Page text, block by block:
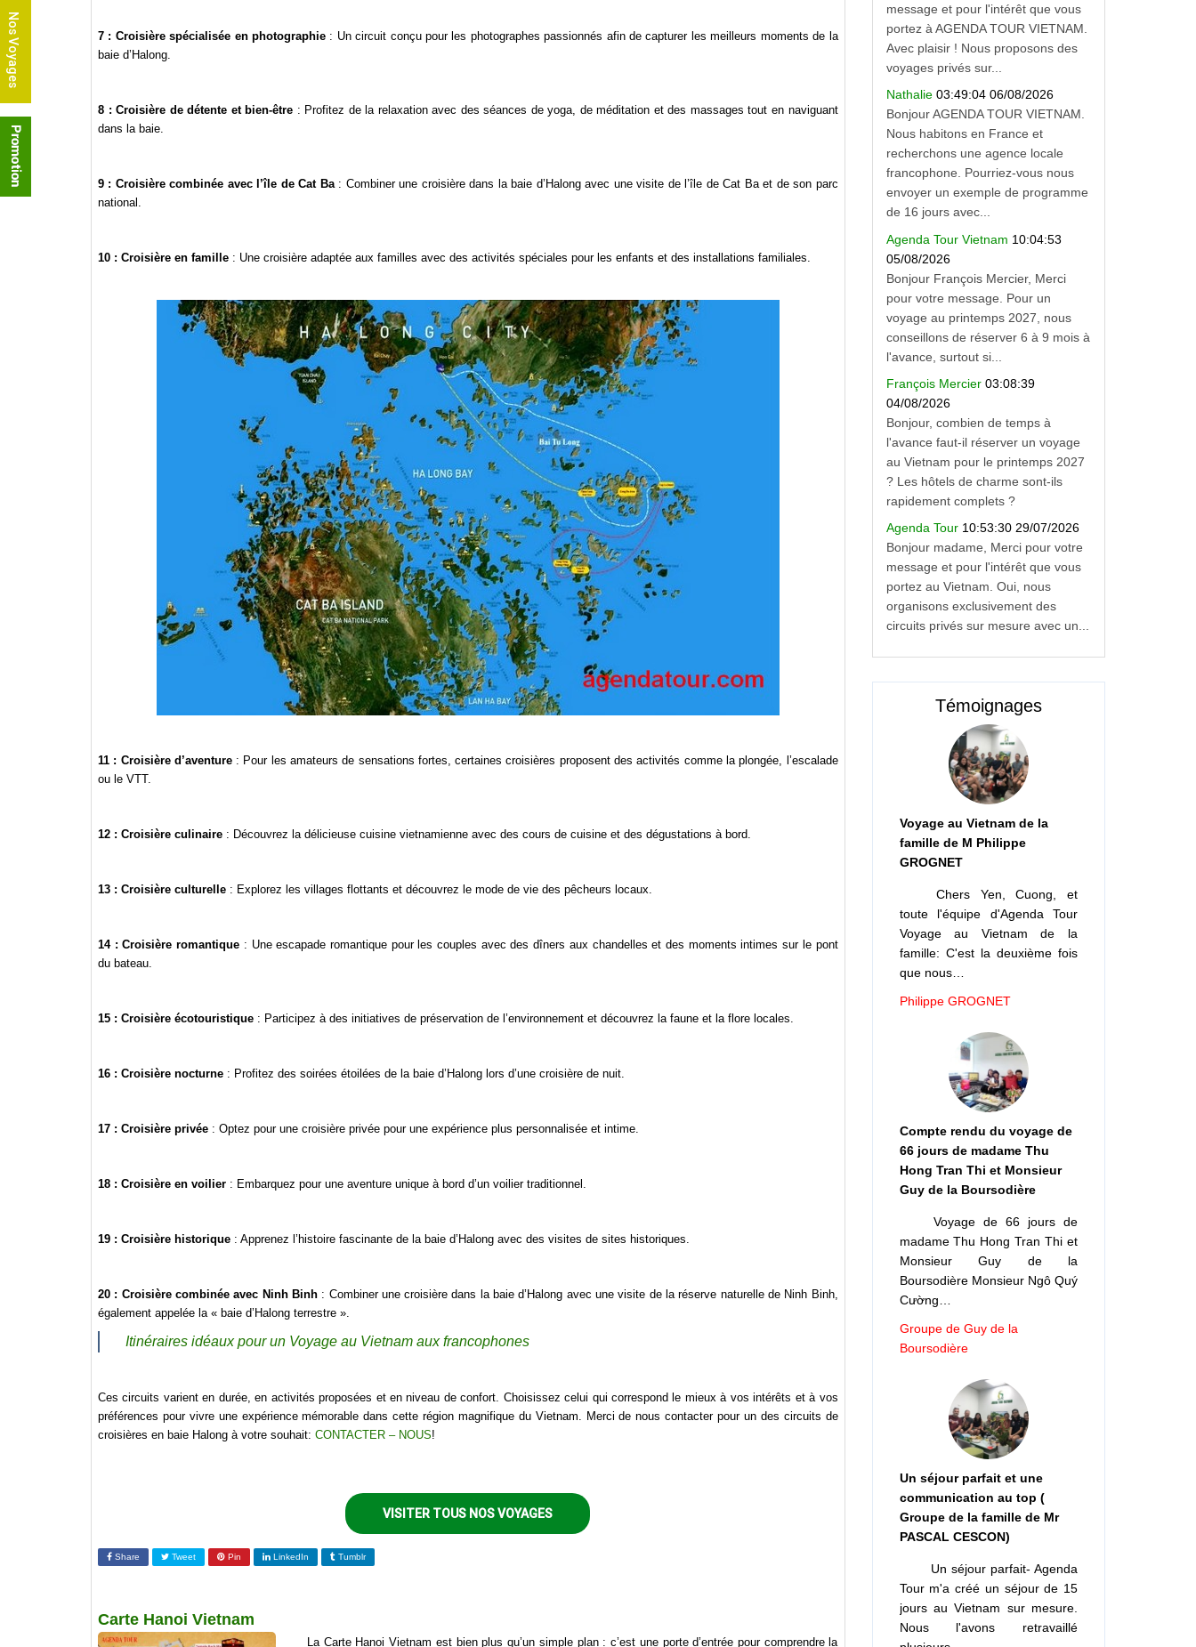
7 : Croisière spécialisée en photographie : Un circuit conçu pour les photographes passionnés afin de capturer les meilleurs moments de la
baie d’Halong.
8 : Croisière de détente et bien-être : Profitez de la relaxation avec des séances de yoga, de méditation et des massages tout en naviguant
dans la baie.
9 : Croisière combinée avec l’île de Cat Ba: Combiner une croisière dans la baie d’Halong avec une visite de l’île de Cat Ba et de son parc
national.
10 : Croisière en famille : Une croisière adaptée aux familles avec des activités spéciales pour les enfants et des installations familiales.
11 : Croisière d’aventure: Pour les amateurs de sensations fortes, certaines croisières proposent des activités comme la plongée, l’escalade
ou le VTT.
12 : Croisière culinaire : Découvrez la délicieuse cuisine vietnamienne avec des cours de cuisine et des dégustations à bord.
13 : Croisière culturelle : Explorez les villages flottants et découvrez le mode de vie des pêcheurs locaux.
14 : Croisière romantique : Une escapade romantique pour les couples avec des dîners aux chandelles et des moments intimes sur le pont
du bateau.
15 : Croisière écotouristique : Participez à des initiatives de préservation de l’environnement et découvrez la faune et la flore locales.
16 : Croisière nocturne : Profitez des soirées étoilées de la baie d’Halong lors d’une croisière de nuit.
17 : Croisière privée : Optez pour une croisière privée pour une expérience plus personnalisée et intime.
18 : Croisière en voilier : Embarquez pour une aventure unique à bord d’un voilier traditionnel.
19 : Croisière historique : Apprenez l’histoire fascinante de la baie d’Halong avec des visites de sites historiques.
20 : Croisière combinée avec Ninh Binh: Combiner une croisière dans la baie d’Halong avec une visite de la réserve naturelle de Ninh Binh,
également appelée la « baie d’Halong terrestre ».
Itinéraires idéaux pour un Voyage au Vietnam aux francophones
Ces circuits varient en durée, en activités proposées et en niveau de confort. Choisissez celui qui correspond le mieux à vos intérêts et à vos
préférences pour vivre une expérience mémorable dans cette région magnifique du Vietnam. Merci de nous contacter pour un des circuits de
croisières en baie Halong à votre souhait: CONTACTER – NOUS!
VISITER TOUS NOS VOYAGES
Share Tweet Pin LinkedIn Tumblr
Carte Hanoi Vietnam
La Carte Hanoi Vietnam est bien plus qu’un simple plan : c’est une porte d’entrée pour comprendre la
message et pour l'intérêt que vous
portez à AGENDA TOUR VIETNAM.
Avec plaisir ! Nous proposons des
voyages privés sur...
Nathalie 03:49:04 06/08/2026
Bonjour AGENDA TOUR VIETNAM.
Nous habitons en France et
recherchons une agence locale
francophone. Pourriez-vous nous
envoyer un exemple de programme
de 16 jours avec...
Agenda Tour Vietnam 10:04:53
05/08/2026
Bonjour François Mercier, Merci
pour votre message. Pour un
voyage au printemps 2027, nous
conseillons de réserver 6 à 9 mois à
l'avance, surtout si...
François Mercier 03:08:39
04/08/2026
Bonjour, combien de temps à
l'avance faut-il réserver un voyage
au Vietnam pour le printemps 2027
? Les hôtels de charme sont-ils
rapidement complets ?
Agenda Tour 10:53:30 29/07/2026
Bonjour madame, Merci pour votre
message et pour l'intérêt que vous
portez au Vietnam. Oui, nous
organisons exclusivement des
circuits privés sur mesure avec un...
Témoignages
Voyage au Vietnam de la
famille de M Philippe
GROGNET
Chers Yen, Cuong, et
toute l'équipe d'Agenda Tour
Voyage au Vietnam de la
famille: C'est la deuxième fois
que nous…
Philippe GROGNET
Compte rendu du voyage de
66 jours de madame Thu
Hong Tran Thi et Monsieur
Guy de la Boursodière
Voyage de 66 jours de
madame Thu Hong Tran Thi et
Monsieur Guy de la
Boursodière Monsieur Ngô Quý
Cường…
Groupe de Guy de la
Boursodière
Un séjour parfait et une
communication au top (
Groupe de la famille de Mr
PASCAL CESCON)
Un séjour parfait- Agenda
Tour m'a créé un séjour de 15
jours au Vietnam sur mesure.
Nous l'avons retravaillé
Nos Voyages